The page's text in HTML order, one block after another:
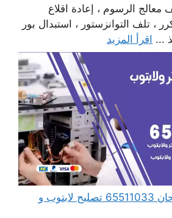
معالج الرسوم ، إعادة اقلاع
، تلف التوانزستور ، استبدال بور
... اقرأ المزيد
مهندس كمبيوتر صبحان 65511033 تصليح لابتوب و